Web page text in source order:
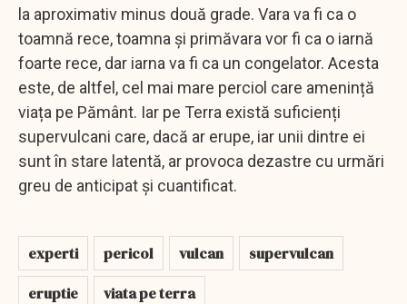
la aproximativ minus două grade. Vara va fi ca o
toamnă rece, toamna și primăvara vor fi ca o iarnă
foarte rece, dar iarna va fi ca un congelator. Acesta
este, de altfel, cel mai mare perciol care amenință
viața pe Pământ. Iar pe Terra există suficienți
supervulcani care, dacă ar erupe, iar unii dintre ei
sunt în stare latentă, ar provoca dezastre cu urmări
greu de anticipat și cuantificat.
experti pericol vulcan
supervulcan
eruptie
viata pe terra